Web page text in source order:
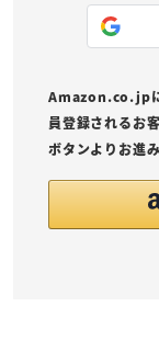
Amazon.co.jpに
員登録されるお
ボタンよりお進